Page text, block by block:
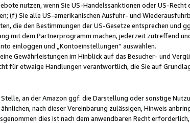
nutzen, wenn Sie US-Handelssanktionen oder US-Recht
(f) Sie alle US-amerikanischen Ausfuhr- und
die den Bestimmungen der US-Gesetze entsprechen und
mit dem Partnerprogramm machen, jederzeit zutreffend
einloggen und „Kontoeinstellungen“ auswählen.
Gewährleistungen im Hinblick auf das Besucher- und
für etwaige Handlungen verantwortlich, die Sie auf
an der Amazon ggf. die Darstellung oder sonstige
nach dieser Vereinbarung zulässigen, Hinweis
dies ist nach dem anwendbaren Recht